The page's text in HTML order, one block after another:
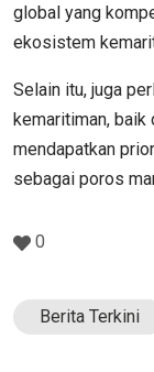
global yang
ekosistem
Selain itu, juga
kemaritiman, baik
mendapatkan
sebagai poros
0
Berita Terkini